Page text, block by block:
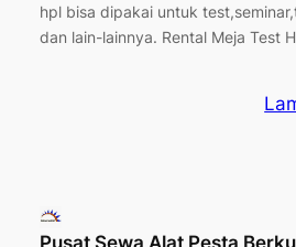
hpl bisa dipakai untuk
dan lain-lainnya. Rental Meja Test
Pusat Sewa Alat Pesta